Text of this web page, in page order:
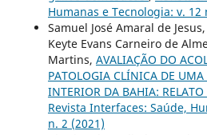
Humanas e Tecnologia: v. 12
Samuel José Amaral de
Keyte Evans Carneiro de
Martins, AVALIAÇÃO DO
PATOLOGIA CLÍNICA DE
INTERIOR DA BAHIA: RELATO
Revista Interfaces: Saúde,
n. 2 (2021)